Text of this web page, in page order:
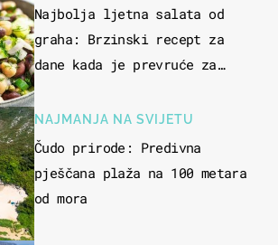
Najbolja ljetna salata od
graha: Brzinski recept za
dane kada je prevruće za
NAJMANJA NA SVIJETU
Čudo prirode: Predivna
pješčana plaža na 100 metara
od mora